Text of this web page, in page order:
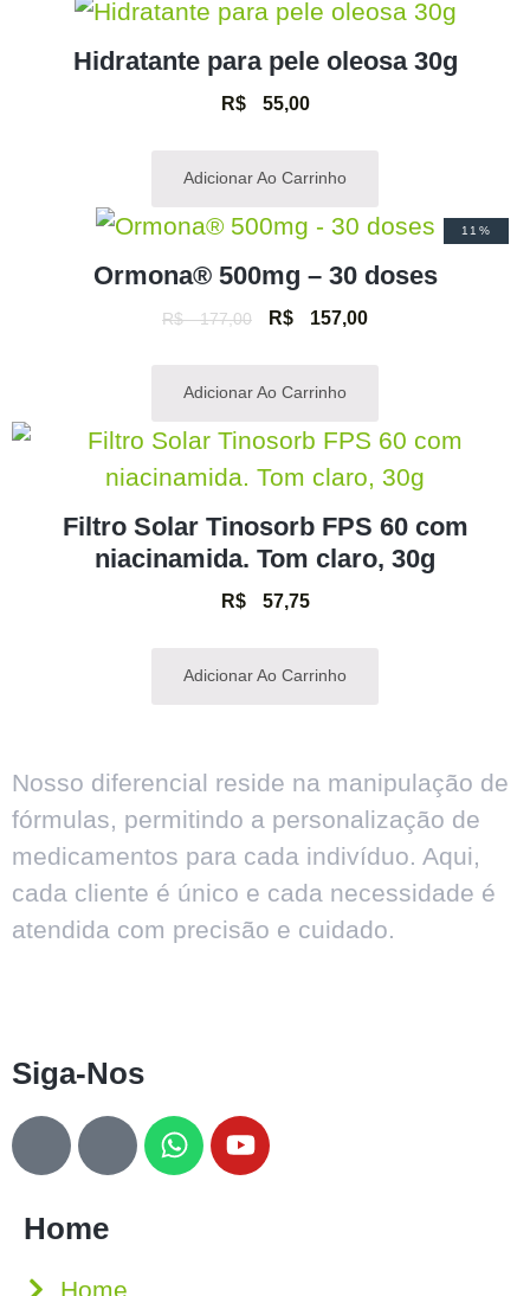
Hidratante para pele oleosa 30g
R$55,00
Adicionar Ao Carrinho
11%
Ormona® 500mg – 30 doses
R$177,00 R$ 157,00
Adicionar Ao Carrinho
Filtro Solar Tinosorb FPS 60 com
niacinamida. Tom claro, 30g
R$57,75
Adicionar Ao Carrinho
Nosso diferencial reside na manipulação de
fórmulas, permitindo a personalização de
medicamentos para cada indivíduo. Aqui,
cada cliente é único e cada necessidade é
atendida com precisão e cuidado.
Siga-Nos
Home
Home